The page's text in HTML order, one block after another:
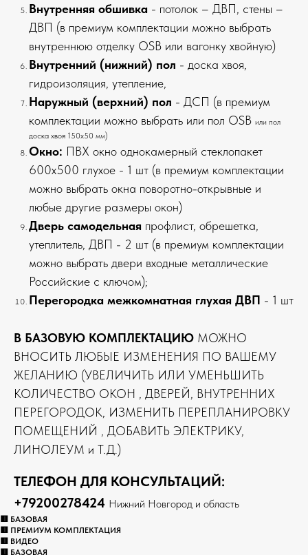
Внутренняя обшивка - потолок – ДВП, стены –
ДВП (в премиум комплектации можно выбрать
внутреннюю отделку OSB или вагонку хвойную)
Внутренний (нижний) пол - доска хвоя,
гидроизоляция, утепление,
Наружный (верхний) пол - ДСП (в премиум
комплектации можно выбрать или пол OSB или пол
доска хвоя 150х50 мм)
Окно: ПВХ окно однокамерный стеклопакет
600х500 глухое - 1 шт (в премиум комплектации
можно выбрать окна поворотно-открывные и
любые другие размеры окон)
Дверь самодельная профлист, обрешетка,
утеплитель, ДВП - 2 шт (в премиум комплектации
можно выбрать двери входные металлические
Российские с ключом);
Перегородка межкомнатная глухая ДВП - 1 шт
В БАЗОВУЮ КОМПЛЕКТАЦИЮ МОЖНО
ВНОСИТЬ ЛЮБЫЕ ИЗМЕНЕНИЯ ПО ВАШЕМУ
ЖЕЛАНИЮ (УВЕЛИЧИТЬ ИЛИ УМЕНЬШИТЬ
КОЛИЧЕСТВО ОКОН , ДВЕРЕЙ, ВНУТРЕННИХ
ПЕРЕГОРОДОК, ИЗМЕНИТЬ ПЕРЕПЛАНИРОВКУ
ПОМЕЩЕНИЙ , ДОБАВИТЬ ЭЛЕКТРИКУ,
ЛИНОЛЕУМ и Т.Д.)
ТЕЛЕФОН ДЛЯ КОНСУЛЬТАЦИЙ:
+79200278424 Нижний Новгород и область
🟥 БАЗОВАЯ
🟥 ПРЕМИУМ КОМПЛЕКТАЦИЯ
🟥 ВИДЕО
🟥 БАЗОВАЯ